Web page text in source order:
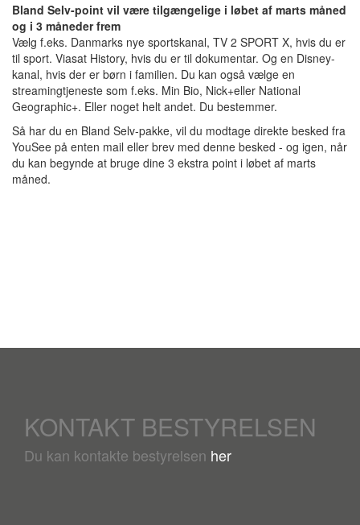
Bland Selv-point vil være tilgængelige i løbet af marts måned
og i 3 måneder frem
Vælg f.eks. Danmarks nye sportskanal, TV 2 SPORT X, hvis du er
til sport. Viasat History, hvis du er til dokumentar. Og en Disney-
kanal, hvis der er børn i familien. Du kan også vælge en
streamingtjeneste som f.eks. Min Bio, Nick+eller National
Geographic+. Eller noget helt andet. Du bestemmer.
Så har du en Bland Selv-pakke, vil du modtage direkte besked fra
YouSee på enten mail eller brev med denne besked - og igen, når
du kan begynde at bruge dine 3 ekstra point i løbet af marts
måned.
KONTAKT BESTYRELSEN
Du kan kontakte bestyrelsen her